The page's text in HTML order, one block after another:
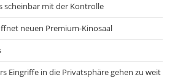
scheinbar mit der Kontrolle
neuen Premium-Kinosaal
Eingriffe in die Privatsphäre gehen zu weit